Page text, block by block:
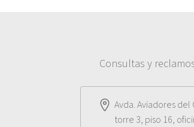
Consultas y
Avda. Aviadores del
torre 3, piso 16,